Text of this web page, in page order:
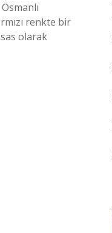
renkte bir
olarak